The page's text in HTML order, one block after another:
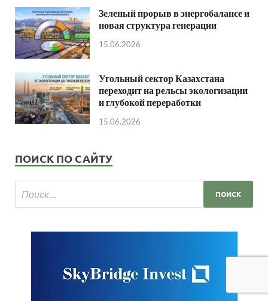
Зеленый прорыв в энергобалансе и
новая структура генерации
15.06.2026
Угольный сектор Казахстана
переходит на рельсы экологизации
и глубокой переработки
15.06.2026
ПОИСК ПО САЙТУ